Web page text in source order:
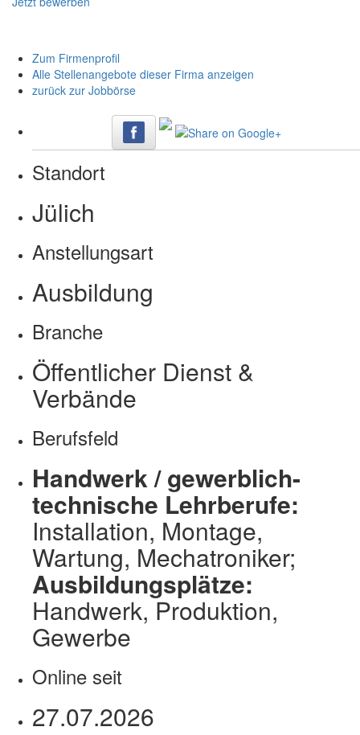
Zum Firmenprofil
Alle Stellenangebote dieser Firma anzeigen
zurück zur Jobbörse
Standort
Jülich
Anstellungsart
Ausbildung
Branche
Öffentlicher Dienst &
Verbände
Berufsfeld
Handwerk / gewerblich-
technische Lehrberufe:
Installation, Montage,
Wartung, Mechatroniker;
Ausbildungsplätze:
Handwerk, Produktion,
Gewerbe
Online seit
27.07.2026